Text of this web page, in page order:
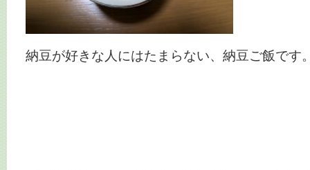
納豆が好きな人にはたまらない、納豆ご飯です